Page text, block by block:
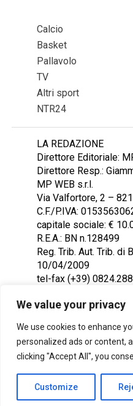
We value your privacy
We use cookies to enhance
personalized ads or content,
clicking "Accept All", you
Customize
SHARE
Calcio
Basket
Pallavolo
TV
Altri sport
NTR24
LA REDAZIONE
Direttore Editoriale:
Direttore Resp.:
MP WEB s.r.l.
Via Valfortore, 2 –
C.F./P.IVA:
capitale sociale: €
R.E.A.: BN n.128499
Reg. Trib. Aut. Trib. di
10/04/2009
tel-fax (+39)